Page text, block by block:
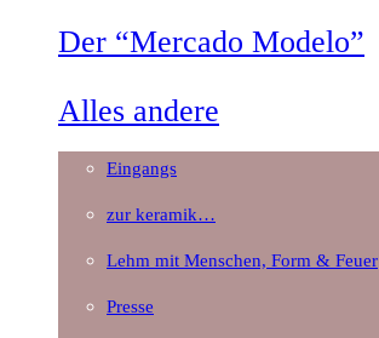
KirchzartenDer “Mercado Modelo”
Alles andere
Eingangs
zur keramik…
Lehm mit Menschen, Form & Feuer
Presse